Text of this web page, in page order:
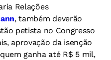
Relações
, também deverão
petista no Congresso
aprovação da isenção
ganha até R$ 5 mil,